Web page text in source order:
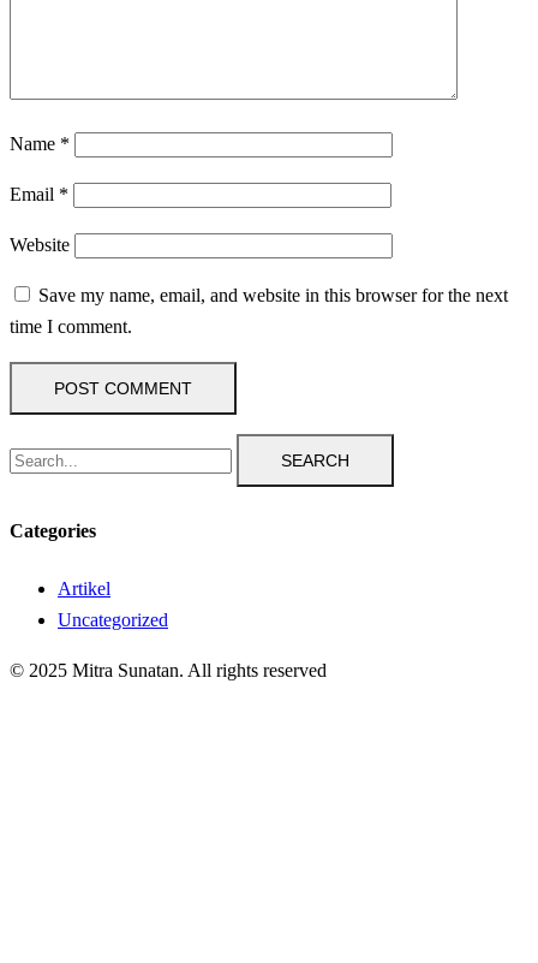
Name *
Email *
Website
Save my name, email, and website in this browser for the next
time I comment.
SEARCH
Categories
Artikel
Uncategorized
© 2025 Mitra Sunatan. All rights reserved